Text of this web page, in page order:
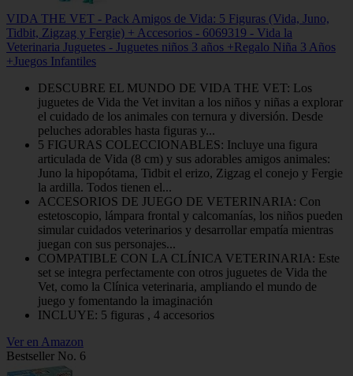
VIDA THE VET - Pack Amigos de Vida: 5 Figuras (Vida, Juno,
Tidbit, Zigzag y Fergie) + Accesorios - 6069319 - Vida la
Veterinaria Juguetes - Juguetes niños 3 años +Regalo Niña 3 Años
+Juegos Infantiles
DESCUBRE EL MUNDO DE VIDA THE VET: Los
juguetes de Vida the Vet invitan a los niños y niñas a explorar
el cuidado de los animales con ternura y diversión. Desde
peluches adorables hasta figuras y...
5 FIGURAS COLECCIONABLES: Incluye una figura
articulada de Vida (8 cm) y sus adorables amigos animales:
Juno la hipopótama, Tidbit el erizo, Zigzag el conejo y Fergie
la ardilla. Todos tienen el...
ACCESORIOS DE JUEGO DE VETERINARIA: Con
estetoscopio, lámpara frontal y calcomanías, los niños pueden
simular cuidados veterinarios y desarrollar empatía mientras
juegan con sus personajes...
COMPATIBLE CON LA CLÍNICA VETERINARIA: Este
set se integra perfectamente con otros juguetes de Vida the
Vet, como la Clínica veterinaria, ampliando el mundo de
juego y fomentando la imaginación
INCLUYE: 5 figuras , 4 accesorios
Ver en Amazon
Bestseller No. 6